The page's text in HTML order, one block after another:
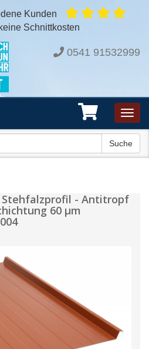
Kunden
keine Schnittkosten
0541 91532999
Suche
Stehfalzprofil - Antitropf
60 µm